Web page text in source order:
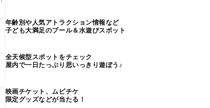
年齢別や人気アトラクション情報など
子ども大満足のプール＆水遊びスポット
全天候型スポットをチェック
屋内で一日たっぷり思いっきり遊ぼう♪
映画チケット、ムビチケ
限定グッズなどが当たる！